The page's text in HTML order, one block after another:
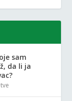
sam
da li ja